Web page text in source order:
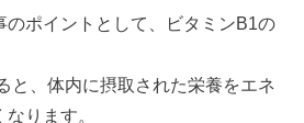
のポイントとして、ビタミンB1の
と、体内に摂取された栄養をエネ
ります。